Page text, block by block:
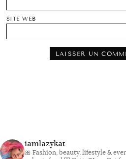
SITE WEB
iamlazykat
🎀 Fashion, beauty, lifestyle &